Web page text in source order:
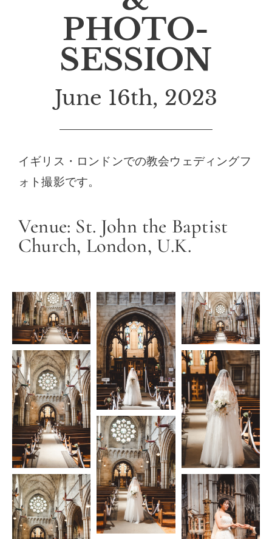
PHOTO-
SESSION
June 16th, 2023
イギリス・ロンドンでの教会ウェディングフ
ォト撮影です。
Venue: St. John the Baptist
Church, London, U.K.